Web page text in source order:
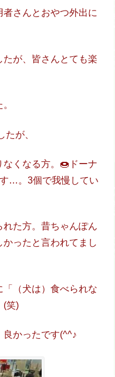
さんとおやつ外出に
が、皆さんとても楽
が、
くなる方。🍩ドーナ
…。3個で我慢してい
た方。昔ちゃんぽん
ったと言われてまし
（犬は）食べられな
(笑)
良かったです(^^♪